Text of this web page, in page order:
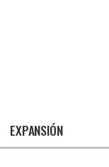
EXPANSIÓN